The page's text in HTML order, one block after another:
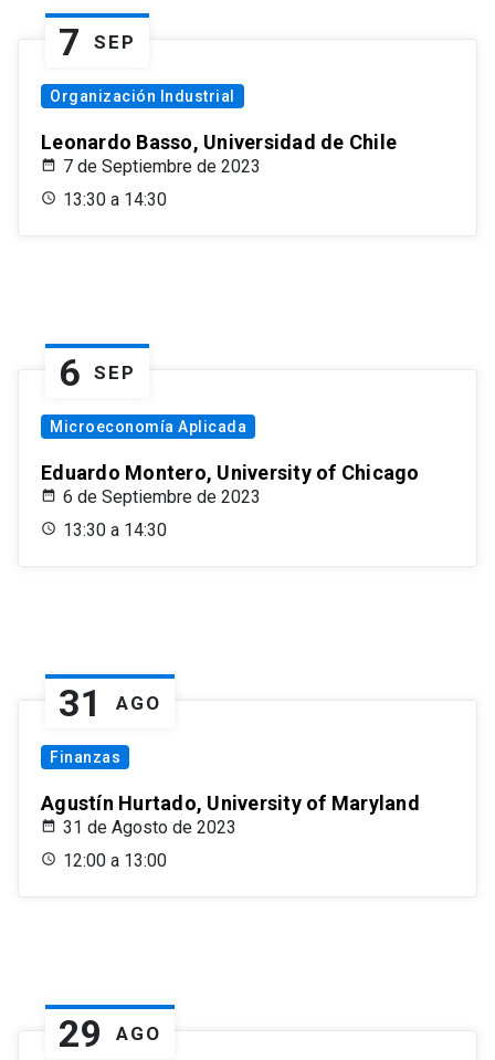
7 SEP
Organización Industrial
Leonardo Basso, Universidad de Chile
7 de Septiembre de 2023
13:30 a 14:30
6 SEP
Microeconomía Aplicada
Eduardo Montero, University of Chicago
6 de Septiembre de 2023
13:30 a 14:30
31 AGO
Finanzas
Agustín Hurtado, University of Maryland
31 de Agosto de 2023
12:00 a 13:00
29 AGO